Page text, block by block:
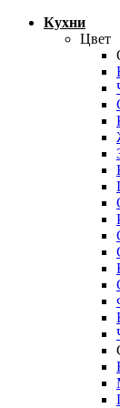
Кухни
Цвет